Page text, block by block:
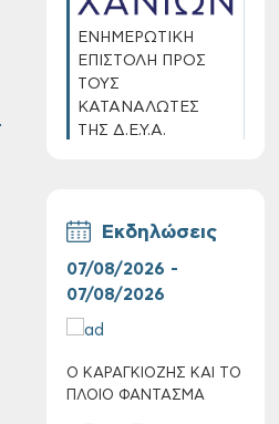
ΕΝΗΜΕΡΩΤΙΚΗ
ΕΠΙΣΤΟΛΗ ΠΡΟΣ
ΤΟΥΣ
ΚΑΤΑΝΑΛΩΤΕΣ
ΤΗΣ Δ.Ε.Υ.Α.
Πολύ Υψηλός
Εκδηλώσεις
07/08/2026 -
07/08/2026
Ο ΚΑΡΑΓΚΙΟΖΗΣ ΚΑΙ ΤΟ
ΠΛΟΙΟ ΦΑΝΤΑΣΜΑ